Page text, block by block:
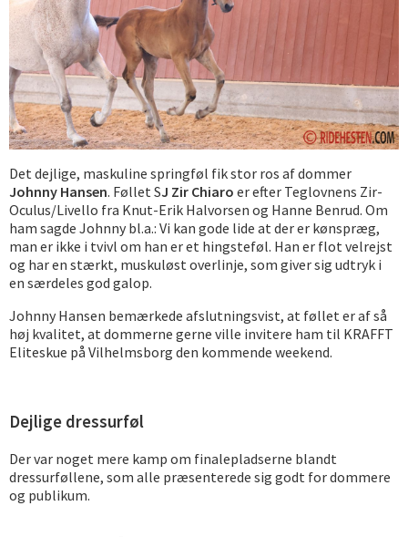
Det dejlige, maskuline springføl fik stor ros af dommer
Johnny Hansen. Føllet SJ Zir Chiaro er efter Teglovnens Zir-
Oculus/Livello fra Knut-Erik Halvorsen og Hanne Benrud. Om
ham sagde Johnny bl.a.: Vi kan gode lide at der er kønspræg,
man er ikke i tvivl om han er et hingsteføl. Han er flot velrejst
og har en stærkt, muskuløst overlinje, som giver sig udtryk i
en særdeles god galop.
Johnny Hansen bemærkede afslutningsvist, at føllet er af så
høj kvalitet, at dommerne gerne ville invitere ham til KRAFFT
Eliteskue på Vilhelmsborg den kommende weekend.
Dejlige dressurføl
Der var noget mere kamp om finalepladserne blandt
dressurføllene, som alle præsenterede sig godt for dommere
og publikum.